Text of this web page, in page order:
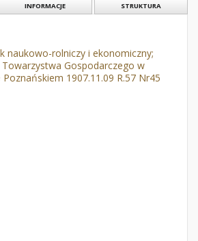
INFORMACJE STRUKTURA
naukowo-rolniczy i ekonomiczny;
Gospodarczego w
1907.11.09 R.57 Nr45